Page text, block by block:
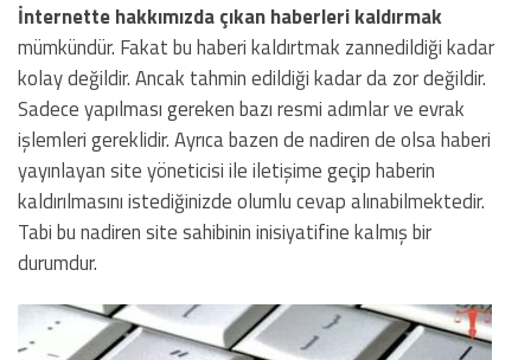
İnternette hakkımızda çıkan haberleri kaldırmak
mümkündür. Fakat bu haberi kaldırtmak zannedildiği kadar
kolay değildir. Ancak tahmin edildiği kadar da zor değildir.
Sadece yapılması gereken bazı resmi adımlar ve evrak
işlemleri gereklidir. Ayrıca bazen de nadiren de olsa haberi
yayınlayan site yöneticisi ile iletişime geçip haberin
kaldırılmasını istediğinizde olumlu cevap alınabilmektedir.
Tabi bu nadiren site sahibinin inisiyatifine kalmış bir
durumdur.